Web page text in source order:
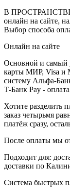
В ПРОСТРАНСТВЕ
онлайн на сайте,
Выбор способа
Онлайн на сайте
Основной и самый
карты МИР, Visa и
систему Альфа-
Т-Банк Pay -
Хотите разделить
заказ четырьмя
платёж сразу,
После оплаты мы
Подходит для:
доставки по
Система быстрых